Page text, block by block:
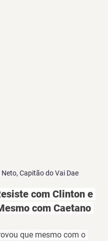
Capitão do Vai Dae
com Clinton e
com Caetano
que mesmo com o